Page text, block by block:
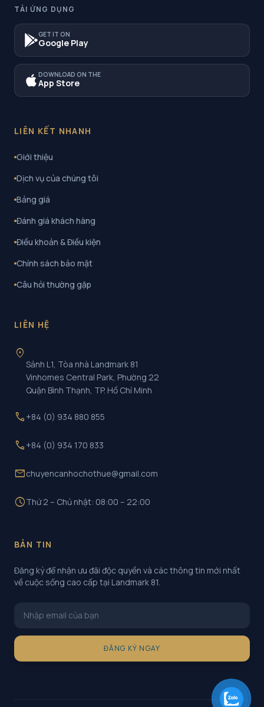
TẢI ỨNG DỤNG
GET IT ON
Google Play
DOWNLOAD ON THE
App Store
LIÊN KẾT NHANH
Giới thiệu
Dịch vụ của chúng tôi
Bảng giá
Đánh giá khách hàng
Điều khoản & Điều kiện
Chính sách bảo mật
Câu hỏi thường gặp
LIÊN HỆ
location_on
Sảnh L1, Tòa nhà Landmark 81
Vinhomes Central Park, Phường 22
Quận Bình Thạnh, TP. Hồ Chí Minh
call +84 (0) 934 880 855
call +84 (0) 934 170 833
mailchuyencanhochothue@gmail.com
scheduleThứ 2 – Chủ nhật: 08:00 – 22:00
BẢN TIN
Đăng ký để nhận ưu đãi độc quyền và các thông tin mới nhất
về cuộc sống cao cấp tại Landmark 81.
ĐĂNG KÝ NGAY